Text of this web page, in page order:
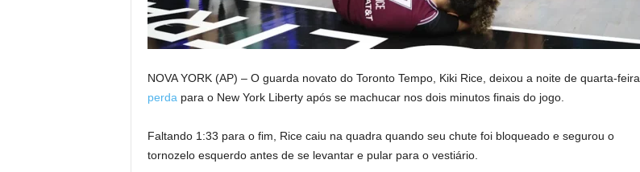
NOVA YORK (AP) – O guarda novato do Toronto Tempo, Kiki Rice, deixou a noite de quarta-feira
perda para o New York Liberty após se machucar nos dois minutos finais do jogo.
Faltando 1:33 para o fim, Rice caiu na quadra quando seu chute foi bloqueado e segurou o
tornozelo esquerdo antes de se levantar e pular para o vestiário.